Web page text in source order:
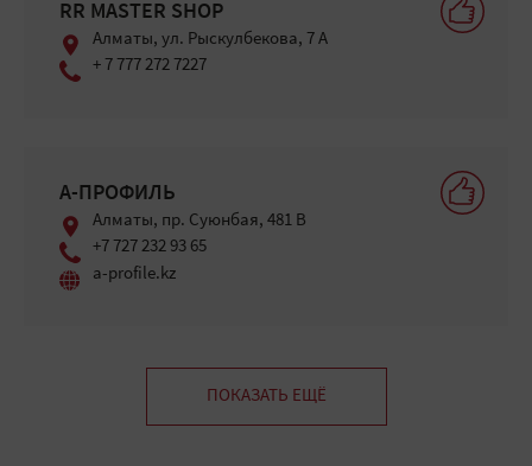
RR MASTER SHOP
Алматы, ул. Рыскулбекова, 7 А
+ 7 777 272 7227
А-ПРОФИЛЬ
Алматы, ​пр. Суюнбая, 481 В
+7 727 232 93 65
a-profile.kz
ПОКАЗАТЬ ЕЩЁ